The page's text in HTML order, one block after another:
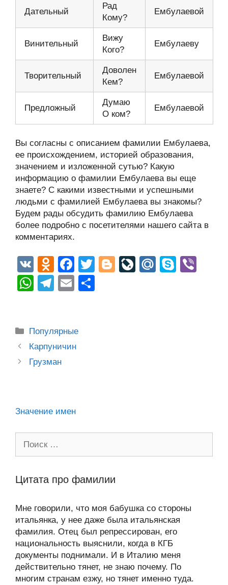
Дательный
Рад
Кому?
Ембулаевой
Винительный
Вижу
Кого?
Ембулаеву
Творительный
Доволен
Кем?
Ембулаевой
Предложный
Думаю
О ком?
Ембулаевой
Вы согласны с описанием фамилии Ембулаева,
ее происхождением, историей образования,
значением и изложенной сутью? Какую
информацию о фамилии Ембулаева вы еще
знаете? С какими известными и успешными
людьми с фамилией Ембулаева вы знакомы?
Будем рады обсудить фамилию Ембулаева
более подробно с посетителями нашего сайта в
комментариях.
V
K
O
d
n
kl
a
ss
F
a
c
b
o
T
Bl Li
M S
W
s
A
p
T
gr
a
m
E
Рубрики
Популярные
Post
navigation
Карпуничин
Грузман
Значение имен
Цитата про фамилии
Мне говорили, что моя бабушка со стороны
итальянка, у нее даже была итальянская
фамилия. Отец был репрессирован, его
национальность выяснили, когда в КГБ
документы поднимали. И в Италию меня
действительно тянет, не знаю почему. По
многим странам езжу, но тянет именно туда.